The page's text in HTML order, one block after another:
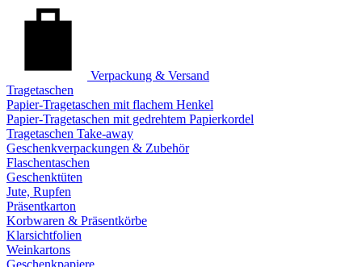
Verpackung & Versand
Tragetaschen
Papier-Tragetaschen mit flachem Henkel
Papier-Tragetaschen mit gedrehtem Papierkordel
Tragetaschen Take-away
Geschenkverpackungen & Zubehör
Flaschentaschen
Geschenktüten
Jute, Rupfen
Präsentkarton
Korbwaren & Präsentkörbe
Klarsichtfolien
Weinkartons